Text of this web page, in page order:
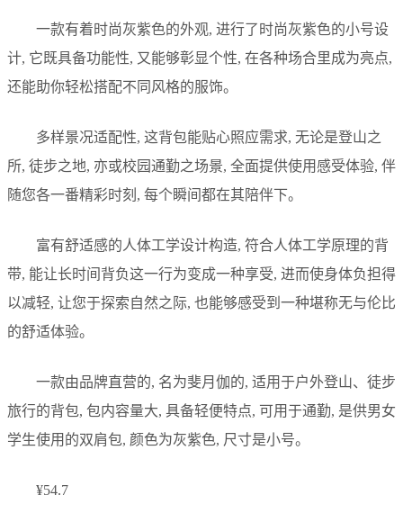
一款有着时尚灰紫色的外观, 进行了时尚灰紫色的小号设
计, 它既具备功能性, 又能够彰显个性, 在各种场合里成为亮点,
还能助你轻松搭配不同风格的服饰。
多样景况适配性, 这背包能贴心照应需求, 无论是登山之
所, 徒步之地, 亦或校园通勤之场景, 全面提供使用感受体验, 伴
随您各一番精彩时刻, 每个瞬间都在其陪伴下。
富有舒适感的人体工学设计构造, 符合人体工学原理的背
带, 能让长时间背负这一行为变成一种享受, 进而使身体负担得
以减轻, 让您于探索自然之际, 也能够感受到一种堪称无与伦比
的舒适体验。
一款由品牌直营的, 名为斐月伽的, 适用于户外登山、徒步
旅行的背包, 包内容量大, 具备轻便特点, 可用于通勤, 是供男女
学生使用的双肩包, 颜色为灰紫色, 尺寸是小号。
¥54.7